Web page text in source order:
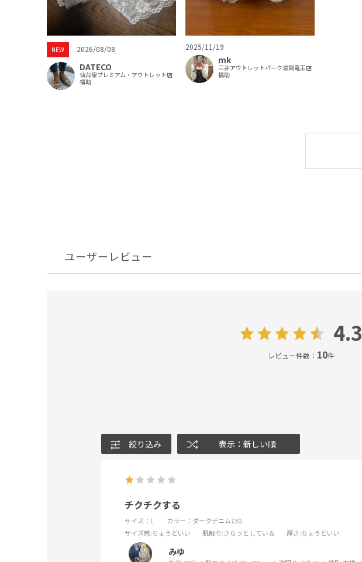
NEW 2026/08/08
DATECO
仙台泉プレミアム・アウトレット店
福助
2025/11/19
mk
三井アウトレットパーク滋賀竜王店
福助
ユーザーレビュー
4.3
レビュー件数： 10件
絞り込み 表示：新しい順
チクチクする
サイズ：L
カラー：ダークデニム730
サイズ感:ちょうどいい 肌触り:さらっとしている 厚さ:ちょうどいい
みゆ